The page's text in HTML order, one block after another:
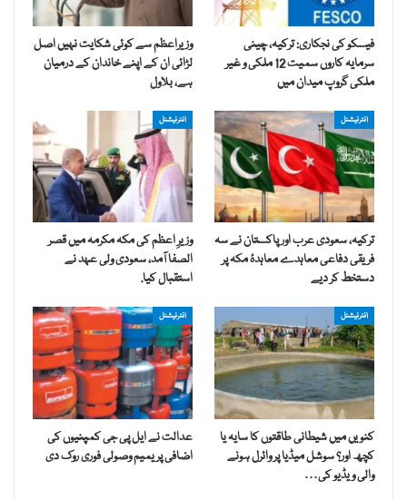
فیسکو کی نجکاری: ترکیہ، چینی
سرمایہ کاروں سمیت 12 ملکی و غیر
ملکی گروپ میدان میں
وزیراعظم سے کوئی شکایت نہیں اصل
لڑائی ان کے اپنے خاندان کے درمیان
ہے، بلاول
انٹرنیشنل
ترکیہ، سعودی عرب اور پاکستان نے سہ
فریقی دفاعی معاہدے معاہدۂ مکہ پر
دستخط کر دیے
انٹرنیشنل
وزیرِ اعظم کی مکہ مکرمہ میں قصر
الصفا آمد، سعودی ولی عہد نے
استقبال کیا.
انٹرنیشنل
کنویں میں شیطانی طاقتوں کا سایہ یا
کچھ اور؟ سوشل میڈیا پر وائرل ہونے
والی ویڈیو کی…
انٹرنیشنل
عدالت نے ایل پی جی کمپنیوں کی
اضافی پریمیم وصولی فوری روک دی